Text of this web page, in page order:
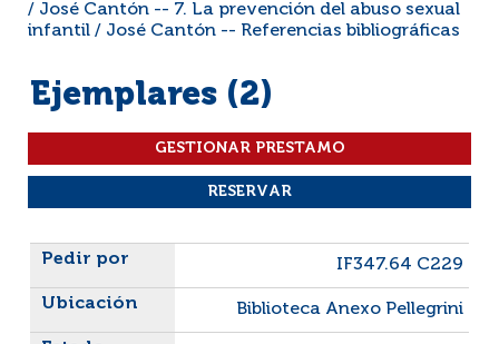
/ José Cantón -- 7. La prevención del abuso sexual
infantil / José Cantón -- Referencias bibliográficas
Ejemplares (2)
Liste des exemplaires
IF347.64 C229
Biblioteca Anexo Pellegrini